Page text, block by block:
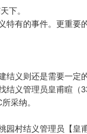
下。
有的事件。更重要
义则还是需要一定
义管理员皇甫睻（
采纳。
村结义管理员【皇